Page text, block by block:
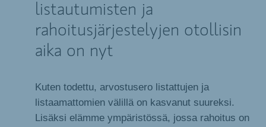
listautumisten ja
rahoitusjärjestelyjen otollisin
aika on nyt
Kuten todettu, arvostusero listattujen ja
listaamattomien välillä on kasvanut suureksi.
Lisäksi elämme ympäristössä, jossa rahoitus on